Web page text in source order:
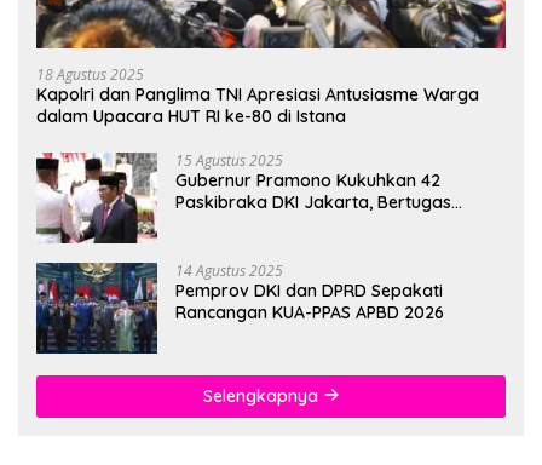
18 Agustus 2025
Kapolri dan Panglima TNI Apresiasi Antusiasme Warga
dalam Upacara HUT RI ke-80 di Istana
15 Agustus 2025
Gubernur Pramono Kukuhkan 42
Paskibraka DKI Jakarta, Bertugas
14 Agustus 2025
Pemprov DKI dan DPRD Sepakati
Rancangan KUA-PPAS APBD 2026
Selengkapnya